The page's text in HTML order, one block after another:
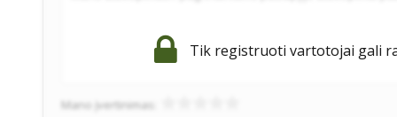
Tik registruoti vartotojai gali
Mano įvertinimas: